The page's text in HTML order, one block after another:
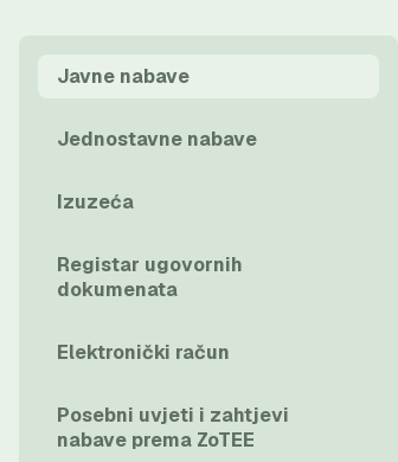
Javne nabave
Jednostavne nabave
Izuzeća
Registar ugovornih
dokumenata
Elektronički račun
Posebni uvjeti i zahtjevi
nabave prema ZoTEE